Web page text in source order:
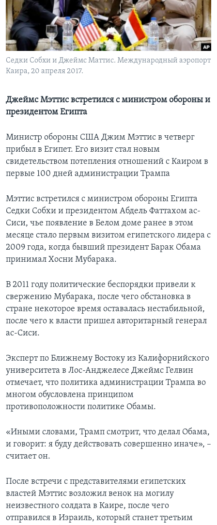
Learning English
СОЦИАЛЬНЫЕ СЕТИ
Седки Собхи и Джеймс Маттис. Международный аэропорт
Каира, 20 апреля 2017.
Джеймс Мэттис встретился с министром обороны и
президентом Египта
Министр обороны США Джим Мэттис в четверг
прибыл в Египет. Его визит стал новым
свидетельством потепления отношений с Каиром в
первые 100 дней администрации Трампа
Мэттис встретился с министром обороны Египта
Седки Собхи и президентом Абдель Фаттахом ас-
Сиси, чье появление в Белом доме ранее в этом
месяце стало первым визитом египетского лидера с
2009 года, когда бывший президент Барак Обама
принимал Хосни Мубарака.
В 2011 году политические беспорядки привели к
свержению Мубарака, после чего обстановка в
стране некоторое время оставалась нестабильной,
после чего к власти пришел авторитарный генерал
ас-Сиси.
Эксперт по Ближнему Востоку из Калифорнийского
университета в Лос-Анджелесе Джеймс Гелвин
отмечает, что политика администрации Трампа во
многом обусловлена принципом
противоположности политике Обамы.
«Иными словами, Трамп смотрит, что делал Обама,
и говорит: я буду действовать совершенно иначе», –
считает он.
После встречи с представителями египетских
властей Мэттис возложил венок на могилу
неизвестного солдата в Каире, после чего
отправился в Израиль, который станет третьим